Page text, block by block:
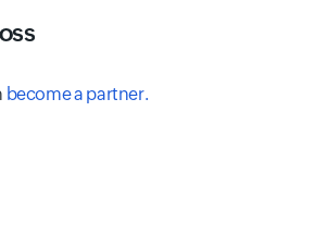
become a partner.